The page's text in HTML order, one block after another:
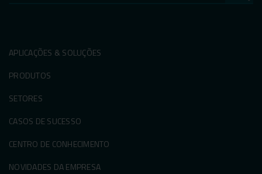
APLICAÇÕES & SOLUÇÕES
PRODUTOS
SETORES
CASOS DE SUCESSO
CENTRO DE CONHECIMENTO
NOVIDADES DA EMPRESA